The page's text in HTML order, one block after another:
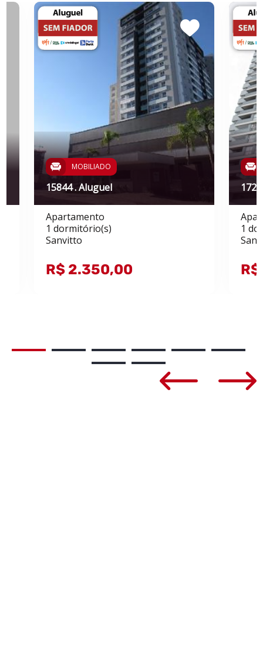
MOBILIADO
15844 . Aluguel
Apartamento
1 dormitório(s)
Sanvitto
R$ 2.350,00
1